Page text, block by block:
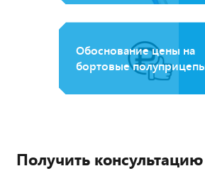
Обоснование цены на
бортовые
Получить